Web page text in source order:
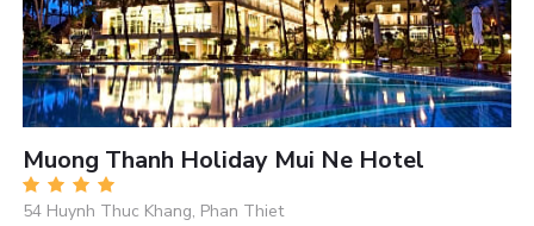
Muong Thanh Holiday Mui Ne Hotel
54 Huynh Thuc Khang, Phan Thiet